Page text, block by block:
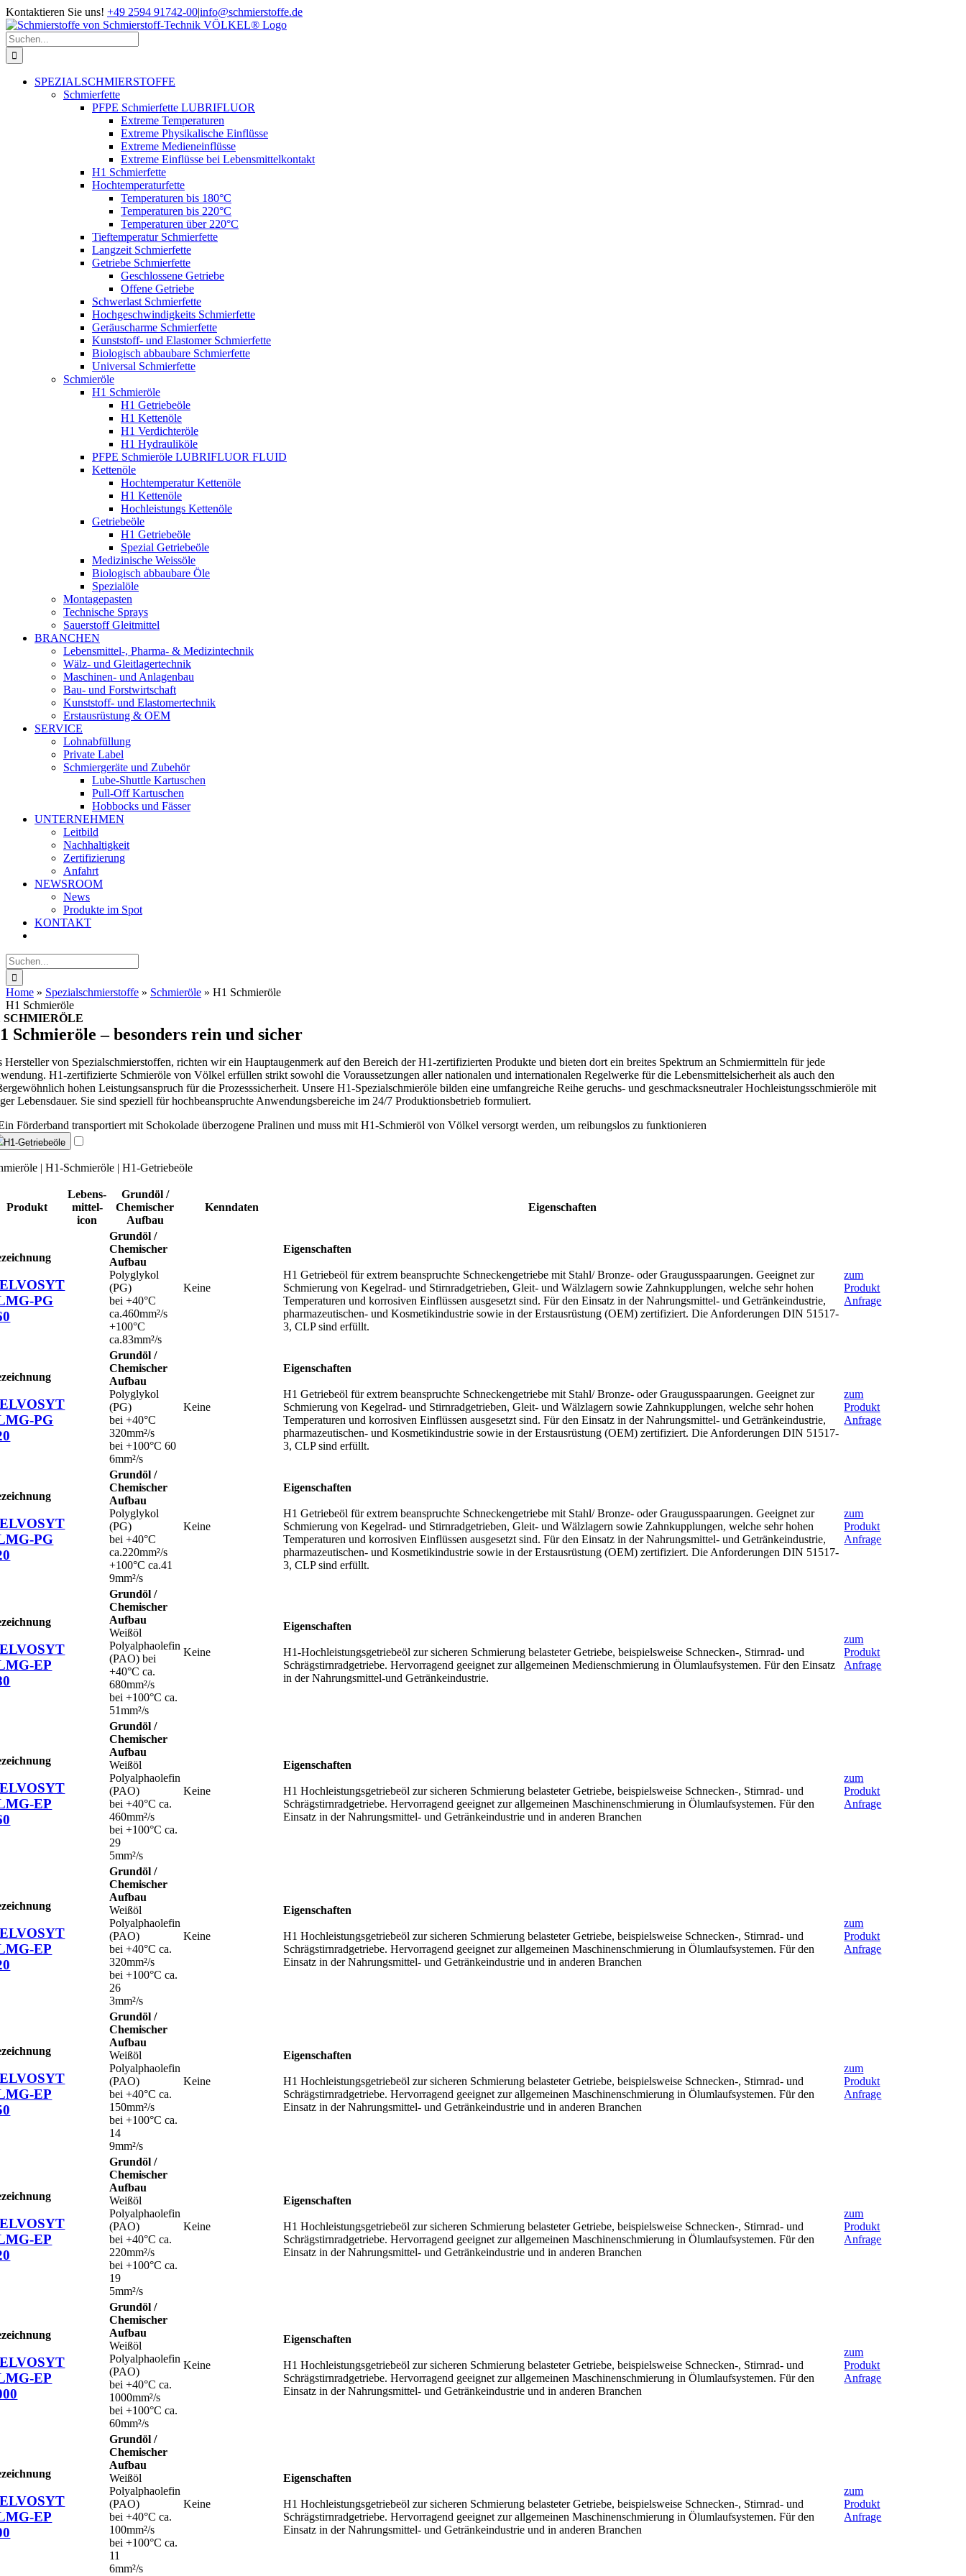
Zum
Inhalt
springen
Kontaktieren Sie uns! +49 2594 91742-00|info@schmierstoffe.de
Suche
nach:
SPEZIALSCHMIERSTOFFE
Schmierfette
PFPE Schmierfette LUBRIFLUOR
Extreme Temperaturen
Extreme Physikalische Einflüsse
Extreme Medieneinflüsse
Extreme Einflüsse bei Lebensmittelkontakt
H1 Schmierfette
Hochtemperaturfette
Temperaturen bis 180°C
Temperaturen bis 220°C
Temperaturen über 220°C
Tieftemperatur Schmierfette
Langzeit Schmierfette
Getriebe Schmierfette
Geschlossene Getriebe
Offene Getriebe
Schwerlast Schmierfette
Hochgeschwindigkeits Schmierfette
Geräuscharme Schmierfette
Kunststoff- und Elastomer Schmierfette
Biologisch abbaubare Schmierfette
Universal Schmierfette
Schmieröle
H1 Schmieröle
H1 Getriebeöle
H1 Kettenöle
H1 Verdichteröle
H1 Hydrauliköle
PFPE Schmieröle LUBRIFLUOR FLUID
Kettenöle
Hochtemperatur Kettenöle
H1 Kettenöle
Hochleistungs Kettenöle
Getriebeöle
H1 Getriebeöle
Spezial Getriebeöle
Medizinische Weissöle
Biologisch abbaubare Öle
Spezialöle
Montagepasten
Technische Sprays
Sauerstoff Gleitmittel
BRANCHEN
Lebensmittel-, Pharma- & Medizintechnik
Wälz- und Gleitlagertechnik
Maschinen- und Anlagenbau
Bau- und Forstwirtschaft
Kunststoff- und Elastomertechnik
Erstausrüstung & OEM
SERVICE
Lohnabfüllung
Private Label
Schmiergeräte und Zubehör
Lube-Shuttle Kartuschen
Pull-Off Kartuschen
Hobbocks und Fässer
UNTERNEHMEN
Leitbild
Nachhaltigkeit
Zertifizierung
Anfahrt
NEWSROOM
News
Produkte im Spot
KONTAKT
Suche
nach:
Home » Spezialschmierstoffe » Schmieröle » H1 Schmieröle
H1 Schmieröle
SCHMIERÖLE
Schmieröle – besonders rein und sicher
Hersteller von Spezialschmierstoffen, richten wir ein Hauptaugenmerk auf den Bereich der H1-zertifizierten Produkte und bieten dort ein breites Spektrum an Schmiermitteln für jede
H1-zertifizierte Schmieröle von Völkel erfüllen strikt sowohl die Voraussetzungen aller nationalen und internationalen Regelwerke für die Lebensmittelsicherheit als auch den
hohen Leistungsanspruch für die Prozesssicherheit. Unsere H1-Spezialschmieröle bilden eine umfangreiche Reihe geruchs- und geschmacksneutraler Hochleistungsschmieröle mit
Lebensdauer. Sie sind speziell für hochbeanspruchte Anwendungsbereiche im 24/7 Produktionsbetrieb formuliert.
H1-Getriebeöle
| H1-Schmieröle | H1-Getriebeöle
Produkt
Lebens­
mittel­
icon
Grundöl /
Chemischer
Aufbau
Kenndaten Eigenschaften
PG
Grundöl /
Chemischer
Aufbau
Polyglykol
(PG)
bei +40°C
ca.460mm²/s
+100°C
ca.83mm²/s
Keine
Eigenschaften
H1 Getriebeöl für extrem beanspruchte Schneckengetriebe mit Stahl/ Bronze- oder Graugusspaarungen. Geeignet zur
Schmierung von Kegelrad- und Stirnradgetrieben, Gleit- und Wälzlagern sowie Zahnkupplungen, welche sehr hohen
Temperaturen und korrosiven Einflüssen ausgesetzt sind. Für den Einsatz in der Nahrungsmittel- und Getränkeindustrie,
pharmazeutischen- und Kosmetikindustrie sowie in der Erstausrüstung (OEM) zertifiziert. Die Anforderungen DIN 51517-
3, CLP sind erfüllt.
zum
Produkt
Anfrage
PG
Grundöl /
Chemischer
Aufbau
Polyglykol
(PG)
bei +40°C
320mm²/s
bei +100°C 60
6mm²/s
Keine
Eigenschaften
H1 Getriebeöl für extrem beanspruchte Schneckengetriebe mit Stahl/ Bronze- oder Graugusspaarungen. Geeignet zur
Schmierung von Kegelrad- und Stirnradgetrieben, Gleit- und Wälzlagern sowie Zahnkupplungen, welche sehr hohen
Temperaturen und korrosiven Einflüssen ausgesetzt sind. Für den Einsatz in der Nahrungsmittel- und Getränkeindustrie,
pharmazeutischen- und Kosmetikindustrie sowie in der Erstausrüstung (OEM) zertifiziert. Die Anforderungen DIN 51517-
3, CLP sind erfüllt.
zum
Produkt
Anfrage
PG
Grundöl /
Chemischer
Aufbau
Polyglykol
(PG)
bei +40°C
ca.220mm²/s
+100°C ca.41
9mm²/s
Keine
Eigenschaften
H1 Getriebeöl für extrem beanspruchte Schneckengetriebe mit Stahl/ Bronze- oder Graugusspaarungen. Geeignet zur
Schmierung von Kegelrad- und Stirnradgetrieben, Gleit- und Wälzlagern sowie Zahnkupplungen, welche sehr hohen
Temperaturen und korrosiven Einflüssen ausgesetzt sind. Für den Einsatz in der Nahrungsmittel- und Getränkeindustrie,
pharmazeutischen- und Kosmetikindustrie sowie in der Erstausrüstung (OEM) zertifiziert. Die Anforderungen DIN 51517-
3, CLP sind erfüllt.
zum
Produkt
Anfrage
EP
Grundöl /
Chemischer
Aufbau
Weißöl
Polyalphaolefin
(PAO) bei
+40°C ca.
680mm²/s
bei +100°C ca.
51mm²/s
Keine
Eigenschaften
H1-Hochleistungsgetriebeöl zur sicheren Schmierung belasteter Getriebe, beispielsweise Schnecken-, Stirnrad- und
Schrägstirnradgetriebe. Hervorragend geeignet zur allgemeinen Medienschmierung in Ölumlaufsystemen. Für den Einsatz
in der Nahrungsmittel-und Getränkeindustrie.
zum
Produkt
Anfrage
EP
Grundöl /
Chemischer
Aufbau
Weißöl
Polyalphaolefin
(PAO)
bei +40°C ca.
460mm²/s
bei +100°C ca.
29
5mm²/s
Keine
Eigenschaften
H1 Hochleistungsgetriebeöl zur sicheren Schmierung belasteter Getriebe, beispielsweise Schnecken-, Stirnrad- und
Schrägstirnradgetriebe. Hervorragend geeignet zur allgemeinen Maschinenschmierung in Ölumlaufsystemen. Für den
Einsatz in der Nahrungsmittel- und Getränkeindustrie und in anderen Branchen
zum
Produkt
Anfrage
EP
Grundöl /
Chemischer
Aufbau
Weißöl
Polyalphaolefin
(PAO)
bei +40°C ca.
320mm²/s
bei +100°C ca.
26
3mm²/s
Keine
Eigenschaften
H1 Hochleistungsgetriebeöl zur sicheren Schmierung belasteter Getriebe, beispielsweise Schnecken-, Stirnrad- und
Schrägstirnradgetriebe. Hervorragend geeignet zur allgemeinen Maschinenschmierung in Ölumlaufsystemen. Für den
Einsatz in der Nahrungsmittel- und Getränkeindustrie und in anderen Branchen
zum
Produkt
Anfrage
EP
Grundöl /
Chemischer
Aufbau
Weißöl
Polyalphaolefin
(PAO)
bei +40°C ca.
150mm²/s
bei +100°C ca.
14
9mm²/s
Keine
Eigenschaften
H1 Hochleistungsgetriebeöl zur sicheren Schmierung belasteter Getriebe, beispielsweise Schnecken-, Stirnrad- und
Schrägstirnradgetriebe. Hervorragend geeignet zur allgemeinen Maschinenschmierung in Ölumlaufsystemen. Für den
Einsatz in der Nahrungsmittel- und Getränkeindustrie und in anderen Branchen
zum
Produkt
Anfrage
EP
Grundöl /
Chemischer
Aufbau
Weißöl
Polyalphaolefin
(PAO)
bei +40°C ca.
220mm²/s
bei +100°C ca.
19
5mm²/s
Keine
Eigenschaften
H1 Hochleistungsgetriebeöl zur sicheren Schmierung belasteter Getriebe, beispielsweise Schnecken-, Stirnrad- und
Schrägstirnradgetriebe. Hervorragend geeignet zur allgemeinen Maschinenschmierung in Ölumlaufsystemen. Für den
Einsatz in der Nahrungsmittel- und Getränkeindustrie und in anderen Branchen
zum
Produkt
Anfrage
EP
Grundöl /
Chemischer
Aufbau
Weißöl
Polyalphaolefin
(PAO)
bei +40°C ca.
1000mm²/s
bei +100°C ca.
60mm²/s
Keine
Eigenschaften
H1 Hochleistungsgetriebeöl zur sicheren Schmierung belasteter Getriebe, beispielsweise Schnecken-, Stirnrad- und
Schrägstirnradgetriebe. Hervorragend geeignet zur allgemeinen Maschinenschmierung in Ölumlaufsystemen. Für den
Einsatz in der Nahrungsmittel- und Getränkeindustrie und in anderen Branchen
zum
Produkt
Anfrage
EP
Grundöl /
Chemischer
Aufbau
Weißöl
Polyalphaolefin
(PAO)
bei +40°C ca.
100mm²/s
bei +100°C ca.
11
6mm²/s
Keine
Eigenschaften
H1 Hochleistungsgetriebeöl zur sicheren Schmierung belasteter Getriebe, beispielsweise Schnecken-, Stirnrad- und
Schrägstirnradgetriebe. Hervorragend geeignet zur allgemeinen Maschinenschmierung in Ölumlaufsystemen. Für den
Einsatz in der Nahrungsmittel- und Getränkeindustrie und in anderen Branchen
zum
Produkt
Anfrage